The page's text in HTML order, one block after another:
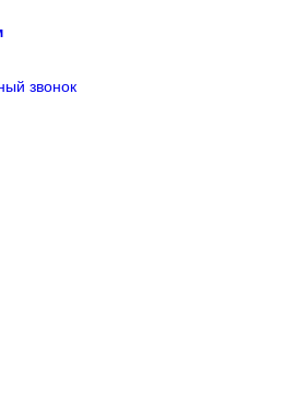
звонок